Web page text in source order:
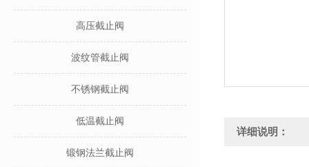
高压截止阀
波纹管截止阀
不锈钢截止阀
低温截止阀
锻钢法兰截止阀
详细说明：